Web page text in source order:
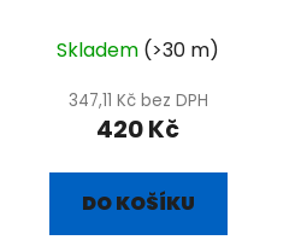
Skladem (>30 m)
347,11 Kč bez DPH
420 Kč
DO KOŠÍKU